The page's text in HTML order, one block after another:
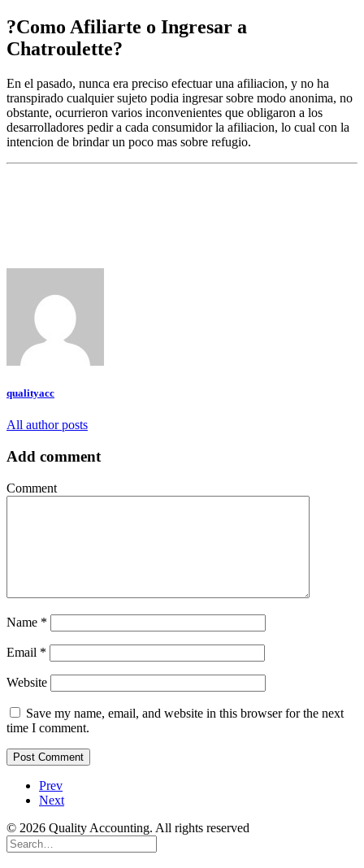
?Como Afiliarte o Ingresar a
Chatroulette?
En el pasado, nunca era preciso efectuar una afiliacion, y no ha
transpirado cualquier sujeto podia ingresar sobre modo anonima, no
obstante, ocurrieron varios inconvenientes que obligaron a los
desarrolladores pedir a cada consumidor la afiliacion, lo cual con la
intencion de brindar un poco mas sobre refugio.
qualityacc
All author posts
Add comment
Comment
Name *
Email *
Website
Save my name, email, and website in this browser for the next
time I comment.
Prev
Next
© 2026 Quality Accounting. All rights reserved